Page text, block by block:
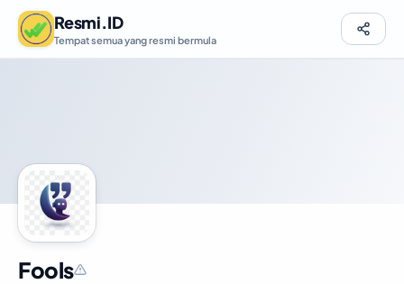
Resmi.ID
Tempat semua yang resmi bermula
Fools